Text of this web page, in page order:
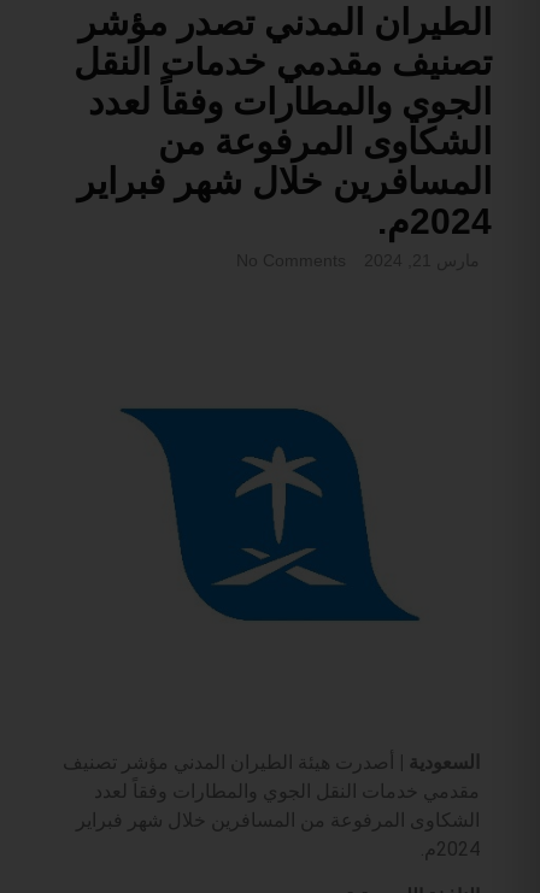
الطيران المدني تصدر مؤشر
تصنيف مقدمي خدمات النقل
الجوي والمطارات وفقاً لعدد
الشكاوى المرفوعة من
المسافرين خلال شهر فبراير
2024م.
السعودية |
أصدرت هيئة الطيران المدني مؤشر تصنيف
مقدمي خدمات النقل الجوي والمطارات وفقاً لعدد
الشكاوى المرفوعة من المسافرين خلال شهر فبراير
2024م.